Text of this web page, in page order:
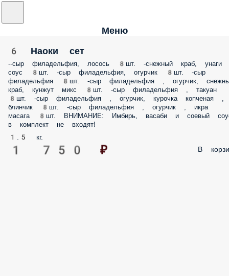
Меню
6 Наоки сет
--сыр филадельфия, лосось 8шт. -снежный краб, унаги
соус 8шт. -сыр филадельфия, огурчик 8шт. -сыр
филадельфия 8шт. -сыр филадельфия , огурчик,
краб, кунжут микс 8шт. -сыр филадельфия , такуан
8шт. -сыр филадельфия , огурчик, курочка копченая ,
блинчик 8шт. -сыр филадельфия , огурчик , икра
масага 8шт. ВНИМАНИЕ: Имбирь, васаби и соевый
в комплект не входят!
1.5 кг.
1 750 ₽ В